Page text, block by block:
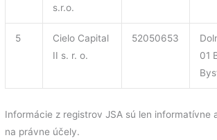
s.r.o.
5
Cielo Capital
II s. r. o.
52050653
01
Informácie z registrov JSA sú len informatívne
na právne účely.